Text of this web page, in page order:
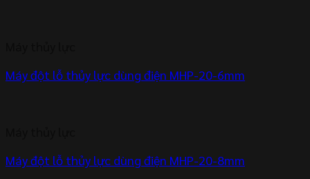
Máy đột lỗ thủy lực dùng điện MHP-20-6mm
Máy đột lỗ thủy lực dùng điện MHP-20-8mm